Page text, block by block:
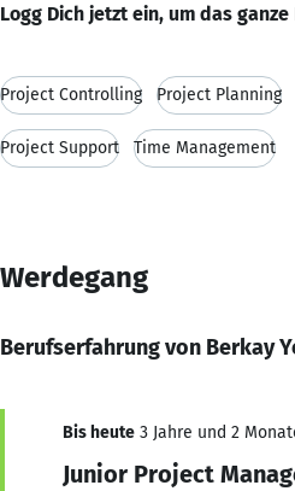
Logg Dich jetzt ein, um das
Project Controlling Project Planning
Project Support Time Management
Werdegang
Berufserfahrung von Berkay
Bis heute 3 Jahre und 2
Junior Project